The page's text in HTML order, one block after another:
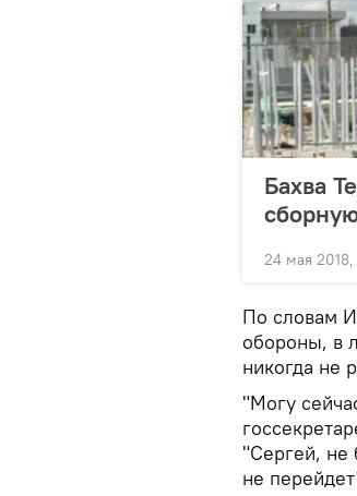
Бахва
24 мая
По словам
обороны, в
никогда не
"Могу
"Сергей, не
не